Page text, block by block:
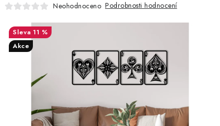
KANCELÁŘ / PRACOVNA
CHOVATELSKÉ POTŘEBY
Neohodnoceno Podrobnosti hodnocení
11 %
Akce